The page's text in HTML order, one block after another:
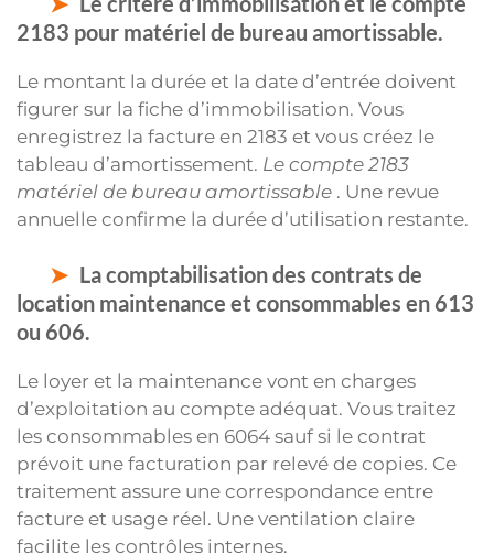
2183 pour matériel de bureau amortissable.
Le montant la durée et la date d’entrée doivent
figurer sur la fiche d’immobilisation. Vous
enregistrez la facture en 2183 et vous créez le
tableau d’amortissement. Le compte 2183
matériel de bureau amortissable . Une revue
annuelle confirme la durée d’utilisation restante.
La comptabilisation des contrats de
location maintenance et consommables en 613
ou 606.
Le loyer et la maintenance vont en charges
d’exploitation au compte adéquat. Vous traitez
les consommables en 6064 sauf si le contrat
prévoit une facturation par relevé de copies. Ce
traitement assure une correspondance entre
facture et usage réel. Une ventilation claire
facilite les contrôles internes.